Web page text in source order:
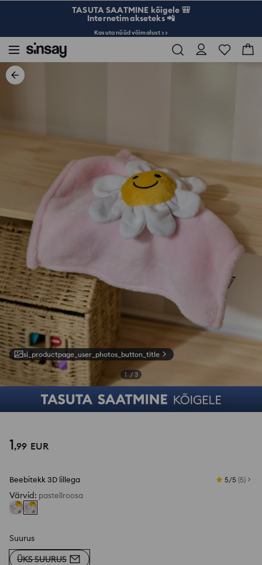
TASUTA SAATMINE kõigele 🎒
Internetimakseteks 📲
Kasuta nüüd võimalust >>
si_productpage_user_photos_button_title
1 / 3
1,99 EUR
Beebitekk 3D lillega 5/5 (5)
Värvid: pastellroosa
Suurus
ÜKS SUURUS